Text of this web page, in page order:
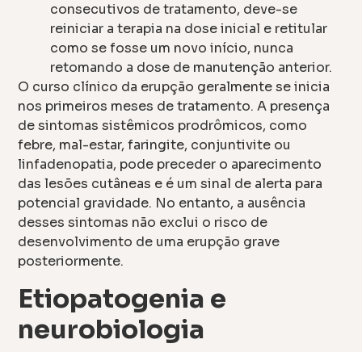
consecutivos de tratamento, deve-se
reiniciar a terapia na dose inicial e retitular
como se fosse um novo início, nunca
retomando a dose de manutenção anterior.
O curso clínico da erupção geralmente se inicia
nos primeiros meses de tratamento. A presença
de sintomas sistêmicos prodrômicos, como
febre, mal-estar, faringite, conjuntivite ou
linfadenopatia, pode preceder o aparecimento
das lesões cutâneas e é um sinal de alerta para
potencial gravidade. No entanto, a ausência
desses sintomas não exclui o risco de
desenvolvimento de uma erupção grave
posteriormente.
Etiopatogenia e
neurobiologia